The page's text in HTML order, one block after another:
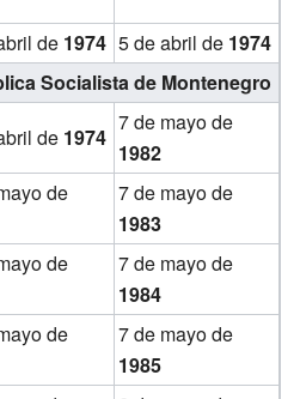
de 1974 5 de abril de 1974
Socialista de Montenegro
de 1974
7 de mayo de
1982
de
7 de mayo de
1983
de
7 de mayo de
1984
de
7 de mayo de
1985